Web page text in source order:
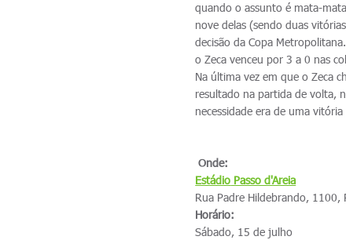
quando o assunto é mata-
nove delas (sendo duas
decisão da Copa
o Zeca venceu por 3 a 0 nas
Na última vez em que o Zeca
resultado na partida de volta,
necessidade era de uma
Onde:
Estádio Passo d'Areia
Rua Padre Hildebrando, 1100,
Horário:
Sábado, 15 de julho